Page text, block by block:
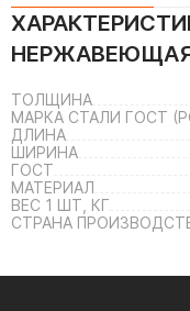
НЕРЖАВЕЮЩАЯ
ТОЛЩИНА
МАРКА СТАЛИ ГОСТ
ДЛИНА
ШИРИНА
ГОСТ
МАТЕРИАЛ
ВЕС 1 ШТ, КГ
СТРАНА